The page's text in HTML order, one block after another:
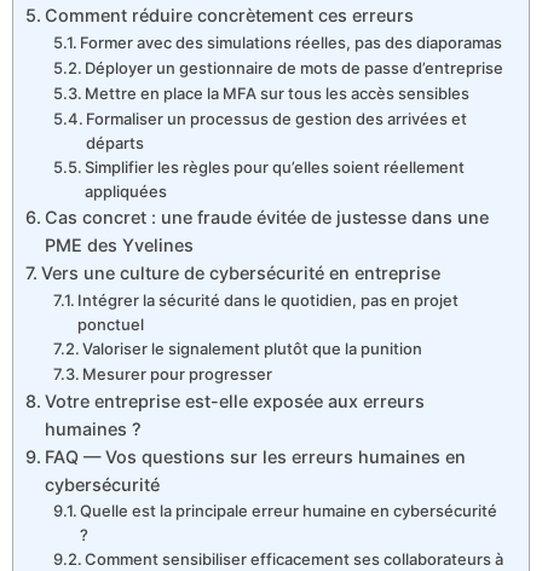
Comment réduire concrètement ces erreurs
Former avec des simulations réelles, pas des diaporamas
Déployer un gestionnaire de mots de passe d’entreprise
Mettre en place la MFA sur tous les accès sensibles
Formaliser un processus de gestion des arrivées et
départs
Simplifier les règles pour qu’elles soient réellement
appliquées
Cas concret : une fraude évitée de justesse dans une
PME des Yvelines
Vers une culture de cybersécurité en entreprise
Intégrer la sécurité dans le quotidien, pas en projet
ponctuel
Valoriser le signalement plutôt que la punition
Mesurer pour progresser
Votre entreprise est-elle exposée aux erreurs
humaines ?
FAQ — Vos questions sur les erreurs humaines en
cybersécurité
Quelle est la principale erreur humaine en cybersécurité
?
Comment sensibiliser efficacement ses collaborateurs à